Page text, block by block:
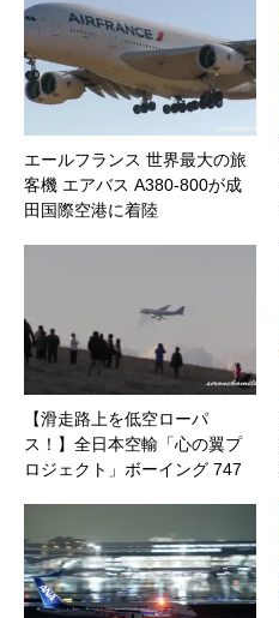
エールフランス 世界最大の旅
客機 エアバス A380-800が成
田国際空港に着陸
【滑走路上を低空ローパ
ス！】全日本空輸「心の翼プ
ロジェクト」ボーイング 747